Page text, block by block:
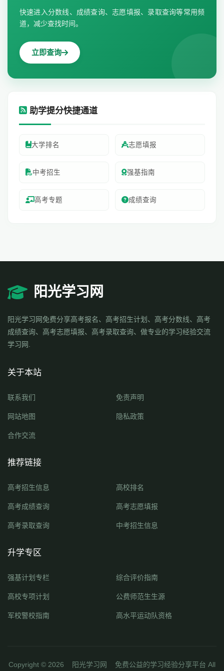
快速进入分数线、成绩查询、志愿填报、录取查询等常用频
道，减少查找时间。
立即查询
助学提分快捷通道
大学排名 志愿填报
中考招生 强基指南
高考专题 成绩查询
阳光学习网
阳光学习网免费分享高考报名、高考招生计划、高考分数线、高考
成绩查询、高考志愿填报、高考录取查询、做专业的学习经验交流
学习网.
关于本站
联系我们 免责声明
网站地图 隐私政策
合作交流
推荐链接
高考招生信息 高校排名
高考成绩查询 高考志愿填报
高考录取查询 中考招生信息
升学专区
强基计划专栏 综合评价指南
高校专项计划 公费师范生生源
军校警校指南 高水平运动队资格
Copyright © 2026 阳光学习网 免费公益的学习经验分享平台 All